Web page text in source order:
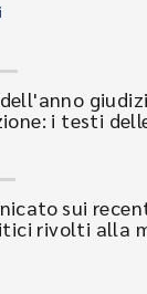
i testi
sui
rivolti alla